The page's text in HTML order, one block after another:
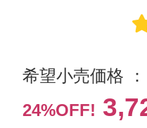
希望小売価格 ：
24%OFF!